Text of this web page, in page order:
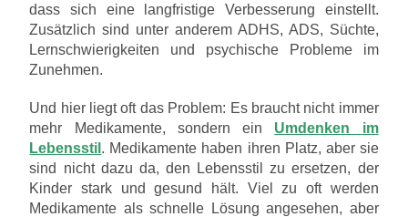
dass sich eine langfristige Verbesserung einstellt.
Zusätzlich sind unter anderem ADHS, ADS, Süchte,
Lernschwierigkeiten und psychische Probleme im
Zunehmen.
Und hier liegt oft das Problem: Es braucht nicht immer
mehr Medikamente, sondern ein Umdenken im
Lebensstil . Medikamente haben ihren Platz, aber sie
sind nicht dazu da, den Lebensstil zu ersetzen, der
Kinder stark und gesund hält. Viel zu oft werden
Medikamente als schnelle Lösung angesehen, aber